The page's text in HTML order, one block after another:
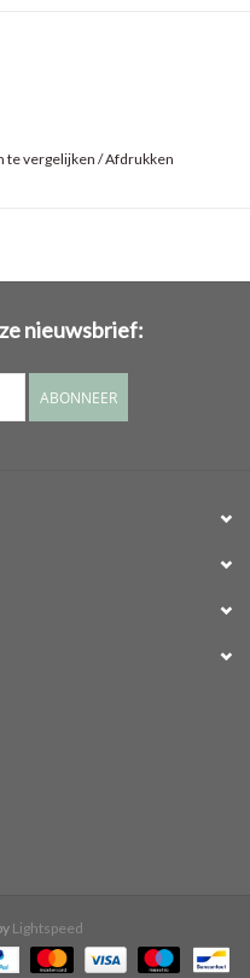
te vergelijken /Afdrukken
nieuwsbrief:
ABONNEER
Lightspeed